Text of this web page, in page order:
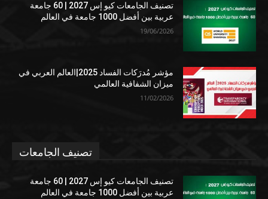
تصنيف الجامعات كيو إس 2027 | 60 جامعة
عربية بين أفضل 1000 جامعة في العالم
19/06/2026
مؤشر مُدرَكات الفساد 2025|العالم العربي في
ميزان الشفافية العالمي
11/02/2026
تصنيف الجامعات
تصنيف الجامعات كيو إس 2027 | 60 جامعة
عربية بين أفضل 1000 جامعة في العالم